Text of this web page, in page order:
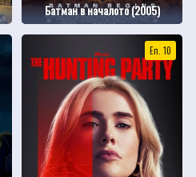
Батман в началото (2005)
Еп. 10